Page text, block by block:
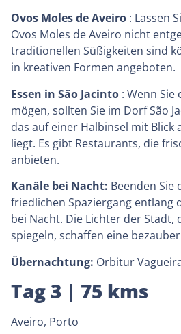
Ovos Moles de Aveiro : Lassen
Ovos Moles de Aveiro nicht
traditionellen Süßigkeiten sind
in kreativen Formen angeboten.
Essen in São Jacinto : Wenn Sie
mögen, sollten Sie im Dorf São
das auf einer Halbinsel mit Blick
liegt. Es gibt Restaurants, die
anbieten.
Kanäle bei Nacht: Beenden Sie
friedlichen Spaziergang entlang
bei Nacht. Die Lichter der Stadt,
spiegeln, schaffen eine
Übernachtung: Orbitur
Tag 3 | 75 kms
Aveiro, Porto